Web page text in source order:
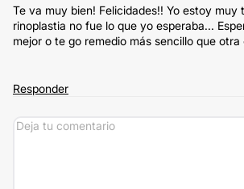
Te va muy bien! Felicidades!! Yo estoy muy
rinoplastia no fue lo que yo esperaba...
mejor o te go remedio más sencillo que otra
Responder